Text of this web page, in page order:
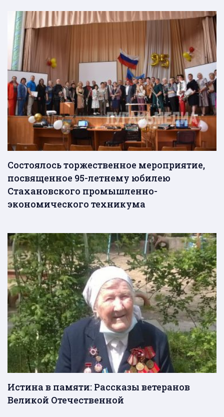
Состоялось торжественное мероприятие,
посвященное 95-летнему юбилею
Стахановского промышленно-
экономического техникума
Истина в памяти: Рассказы ветеранов
Великой Отечественной